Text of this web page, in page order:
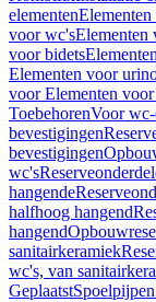
elementen
voor wc'sElementen
voor bidets
Elementen voor
voor Elementen
ToebehorenVoor wc-
bevestigingen
bevestigingen
wc's
hangende
halfhoog hangend
hangend
sanitairkeramiek
wc's, van
Geplaatst